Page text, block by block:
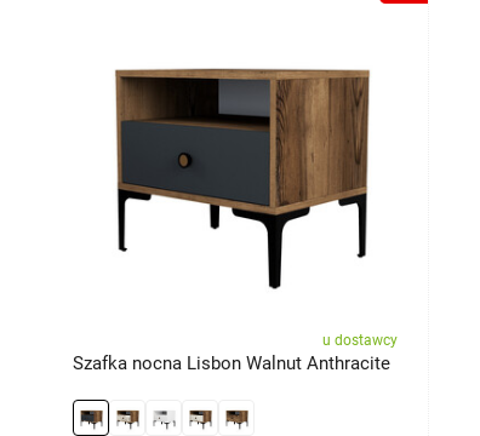
u dostawcy
Szafka nocna Lisbon Walnut Anthracite